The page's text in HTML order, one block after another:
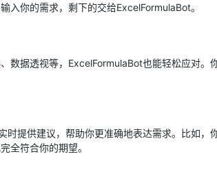
入你的需求，剩下的交给ExcelFormulaBot。
数据透视等，ExcelFormulaBot也能轻松应对
提供建议，帮助你更准确地表达需求。比如，
全符合你的期望。